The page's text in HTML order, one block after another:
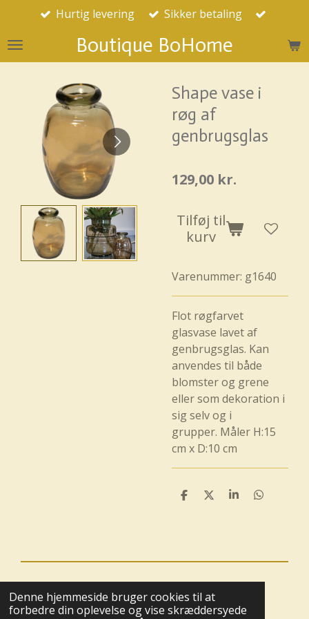
Denne hjemmeside bruger cookies til at
forbedre din oplevelse og vise skræddersyede
Spring
hovedindhold Boutique BoHome
Hurtig levering Sikker betaling
Shape vase i
røg af
genbrugsglas
129,00 kr.
Tilføj til
kurv
Varenummer: g1640
Flot røgfarvet
glasvase lavet af
genbrugsglas. Kan
anvendes til både
blomster og grene
eller som dekoration i
sig selv og i
grupper. Måler H:15
cm x D:10 cm
D
D
D
D
© 2025 - 2026 Boutique BoHome
Drevet afWebador